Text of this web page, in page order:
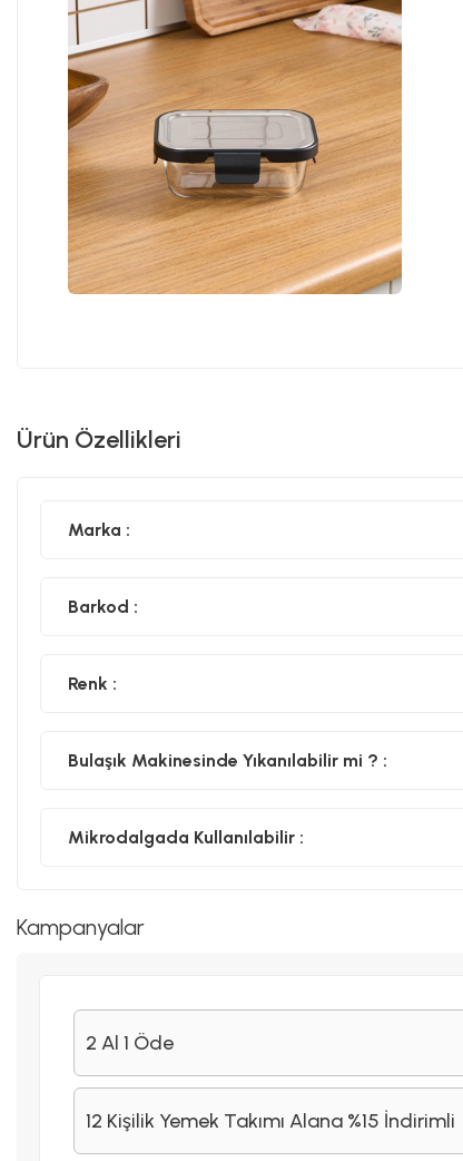
Ürün Özellikleri
Marka :
Barkod :
Renk :
Bulaşık Makinesinde Yıkanılabilir mi ? :
Mikrodalgada Kullanılabilir :
Kampanyalar
2 Al 1 Öde
12 Kişilik Yemek Takımı Alana %15 İndirimli